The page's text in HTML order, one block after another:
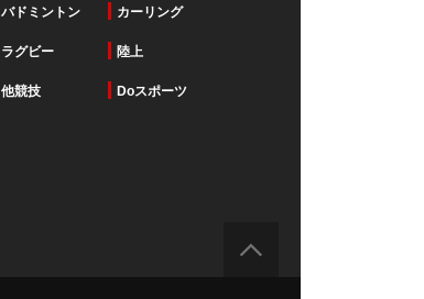
バドミントン カーリング
ラグビー 陸上
他競技 Doスポーツ